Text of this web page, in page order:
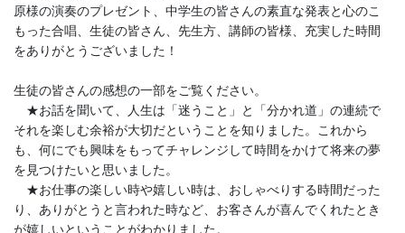
原様の演奏のプレゼント、中学生の皆さんの素直な発表と心のこ
もった合唱、生徒の皆さん、先生方、講師の皆様、充実した時間
をありがとうございました！
生徒の皆さんの感想の一部をご覧ください。
★お話を聞いて、人生は「迷うこと」と「分かれ道」の連続で
それを楽しむ余裕が大切だということを知りました。これから
も、何にでも興味をもってチャレンジして時間をかけて将来の夢
を見つけたいと思いました。
★お仕事の楽しい時や嬉しい時は、おしゃべりする時間だった
り、ありがとうと言われた時など、お客さんが喜んでくれたとき
が嬉しいということがわかりました。